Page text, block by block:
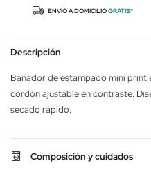
ENVÍO A DOMICILIOGRATIS*
Descripción
Bañador de estampado mini
cordón ajustable en contraste.
secado rápido.
Composición y cuidados